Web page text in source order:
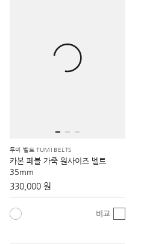
투미 벨트 TUMI BELTS
카본 페블 가죽 원사이즈 벨트
35mm
330,000 원
비교